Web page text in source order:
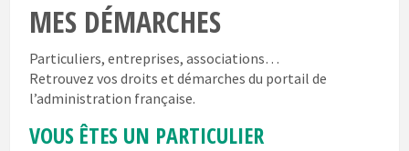
MES DÉMARCHES
Particuliers, entreprises, associations…
Retrouvez vos droits et démarches du portail de
l’administration française.
VOUS ÊTES UN PARTICULIER